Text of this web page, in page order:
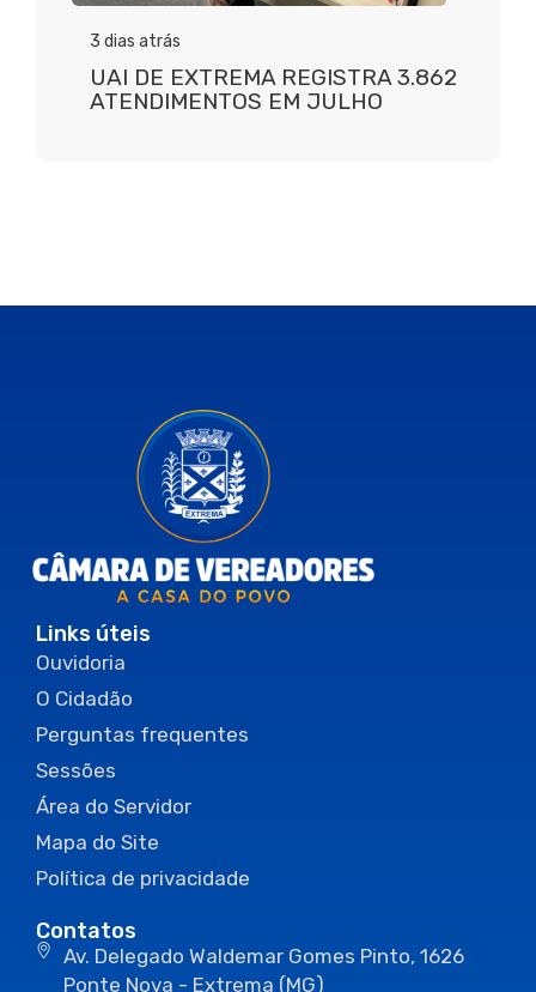
3 dias atrás
UAI DE EXTREMA REGISTRA 3.862
ATENDIMENTOS EM JULHO
Links úteis
Ouvidoria
O Cidadão
Perguntas frequentes
Sessões
Área do Servidor
Mapa do Site
Política de privacidade
Contatos
Av. Delegado Waldemar Gomes Pinto, 1626
Ponte Nova - Extrema (MG)